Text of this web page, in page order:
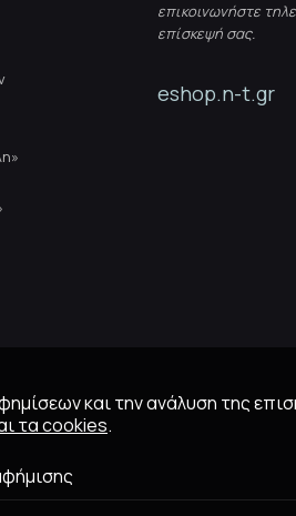
επικοινωνήστε
επίσκεψή σας.
eshop.n-t.gr
και την ανάλυση της
τα cookies.